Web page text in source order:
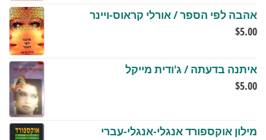
אהבה לפי הספר / אורלי קראוס-ויינר
$5.00
איתנה בדעתה / ג'ודית מייקל
$5.00
מילון אוקספורד אנגלי-אנגלי-עברי